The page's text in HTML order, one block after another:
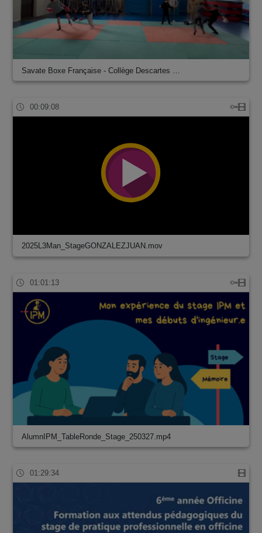
Savate Boxe Française - Collège Descartes …
00:09:08
2025L3Man_StageGONZALEZJUAN.mov
01:01:13
AlumnIPM_TableRonde_Stage_250327.mp4
01:29:34